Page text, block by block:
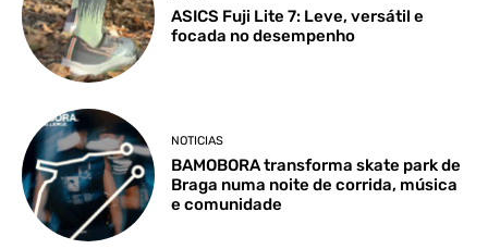
ASICS Fuji Lite 7: Leve, versátil e
focada no desempenho
NOTICIAS
BAMOBORA transforma skate park de
Braga numa noite de corrida, música
e comunidade